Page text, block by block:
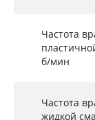
Частота
б/мин
Частота
жидкой